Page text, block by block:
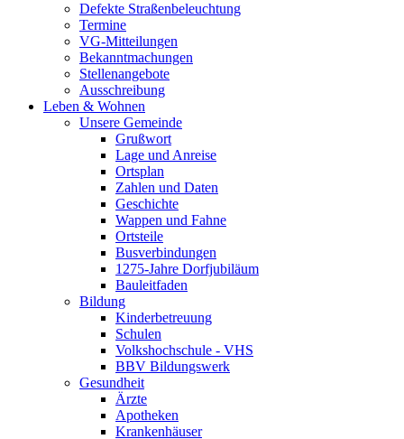
Defekte Straßenbeleuchtung
Termine
VG-Mitteilungen
Bekanntmachungen
Stellenangebote
Ausschreibung
Leben & Wohnen
Unsere Gemeinde
Grußwort
Lage und Anreise
Ortsplan
Zahlen und Daten
Geschichte
Wappen und Fahne
Ortsteile
Busverbindungen
1275-Jahre Dorfjubiläum
Bauleitfaden
Bildung
Kinderbetreuung
Schulen
Volkshochschule - VHS
BBV Bildungswerk
Gesundheit
Ärzte
Apotheken
Krankenhäuser